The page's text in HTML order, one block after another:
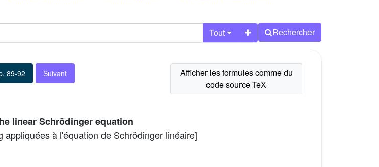
Tout Rechercher
89-92 Suivant
linear Schrödinger equation
à l'équation de Schrödinger linéaire]